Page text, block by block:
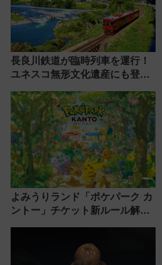
長良川鉄道が臨時列車を運行！
ユネスコ無形文化遺産にも登録
に 乗車には予約が必要
よみうりランド「ポケパーク カ
ントー」チケット新ルール解